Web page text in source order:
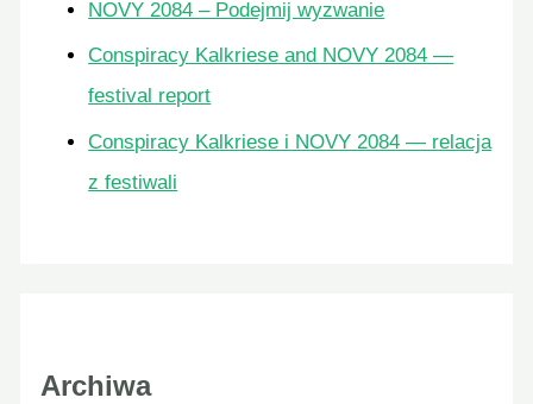
NOVY 2084 – Podejmij wyzwanie
Conspiracy Kalkriese and NOVY 2084 —
festival report
Conspiracy Kalkriese i NOVY 2084 — relacja
z festiwali
Archiwa